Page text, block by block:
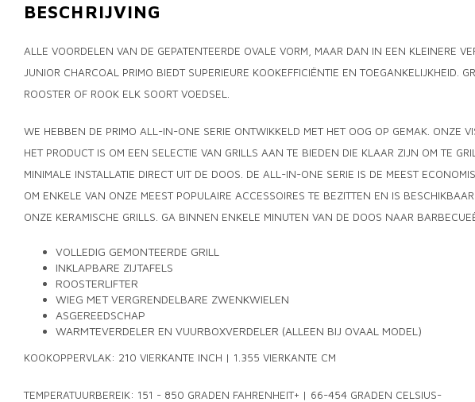
BESCHRIJVING
ALLE VOORDELEN VAN DE GEPATENTEERDE OVALE VORM, MAAR DAN IN EEN KLEINERE
JUNIOR CHARCOAL PRIMO BIEDT SUPERIEURE KOOKEFFICIËNTIE EN TOEGANKELIJKHEID.
ROOSTER OF ROOK ELK SOORT VOEDSEL.
WE HEBBEN DE PRIMO ALL-IN-ONE SERIE ONTWIKKELD MET HET OOG OP GEMAK. ONZE
HET PRODUCT IS OM EEN SELECTIE VAN GRILLS AAN TE BIEDEN DIE KLAAR ZIJN OM TE
MINIMALE INSTALLATIE DIRECT UIT DE DOOS. DE ALL-IN-ONE SERIE IS DE MEEST
OM ENKELE VAN ONZE MEEST POPULAIRE ACCESSOIRES TE BEZITTEN EN IS
ONZE KERAMISCHE GRILLS. GA BINNEN ENKELE MINUTEN VAN DE DOOS NAAR
VOLLEDIG GEMONTEERDE GRILL
INKLAPBARE ZIJTAFELS
ROOSTERLIFTER
WIEG MET VERGRENDELBARE ZWENKWIELEN
ASGEREEDSCHAP
WARMTEVERDELER EN VUURBOXVERDELER (ALLEEN BIJ OVAAL MODEL)
KOOKOPPERVLAK: 210 VIERKANTE INCH | 1.355 VIERKANTE CM
TEMPERATUURBEREIK: 151 - 850 GRADEN FAHRENHEIT+ | 66-454 GRADEN CELSIUS-